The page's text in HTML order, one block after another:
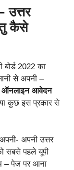
उत्तर
कैसे
2022 का
से अपनी –
ऑनलाइन आवेदन
कुछ इस प्रकार से
अपनी उत्तर
सबसे पहले यूपी
– पेज पर आना